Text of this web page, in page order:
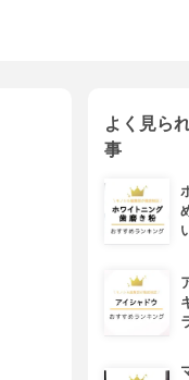
よく見ら
事